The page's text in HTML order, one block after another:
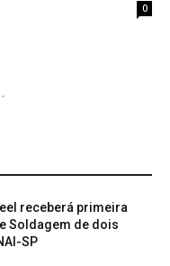
0
receberá primeira
Soldagem de dois
SP